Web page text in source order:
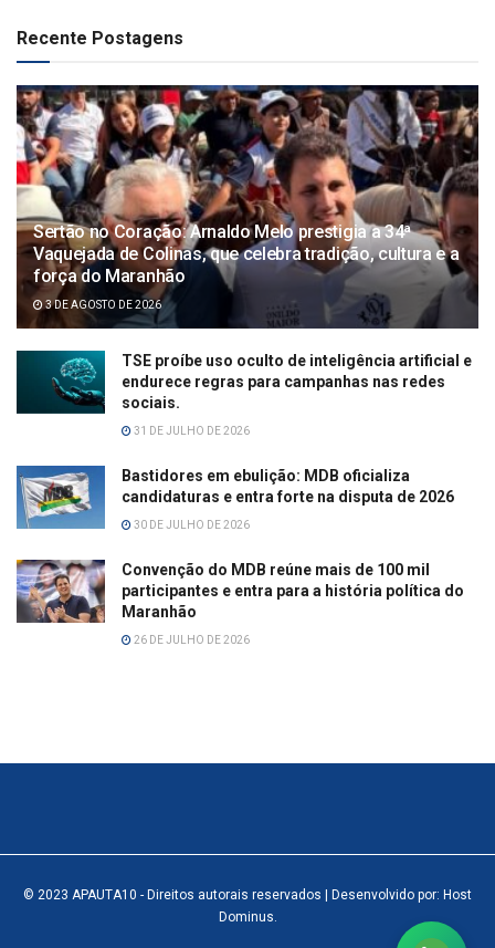
Recente Postagens
Sertão no Coração: Arnaldo Melo prestigia a 34ª
Vaquejada de Colinas, que celebra tradição, cultura e a
força do Maranhão
3 DE AGOSTO DE 2026
TSE proíbe uso oculto de inteligência artificial e
endurece regras para campanhas nas redes
sociais.
31 DE JULHO DE 2026
Bastidores em ebulição: MDB oficializa
candidaturas e entra forte na disputa de 2026
30 DE JULHO DE 2026
Convenção do MDB reúne mais de 100 mil
participantes e entra para a história política do
Maranhão
26 DE JULHO DE 2026
© 2023 APAUTA10 - Direitos autorais reservados | Desenvolvido por: Host
Dominus.